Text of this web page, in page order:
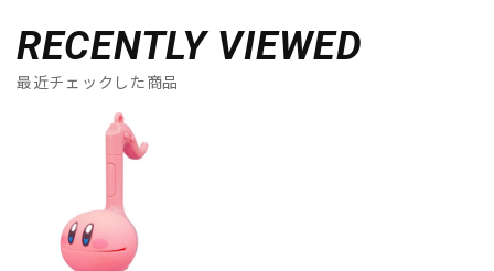
RECENTLY VIEWED
最近チェックした商品